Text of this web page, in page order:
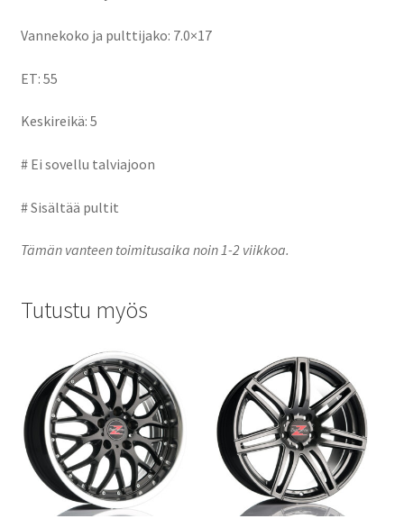
Vannekoko ja pulttijako: 7.0×17
ET: 55
Keskireikä: 5
# Ei sovellu talviajoon
# Sisältää pultit
Tämän vanteen toimitusaika noin 1-2 viikkoa.
Tutustu myös